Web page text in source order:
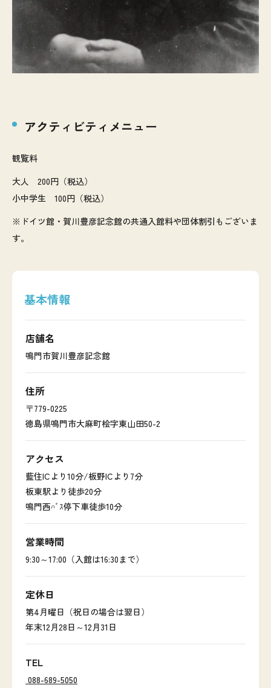
アクティビティメニュー
観覧料
大人 200円（税込）
小中学生 100円（税込）
※ドイツ館・賀川豊彦記念館の共通入館料や団体割引もございま
す。
基本情報
店舗名
鳴門市賀川豊彦記念館
住所
〒779-0225
徳島県鳴門市大麻町桧字東山田50-2
アクセス
藍住ICより10分/板野ICより7分
板東駅より徒歩20分
鳴門西ﾊﾞｽ停下車徒歩10分
営業時間
9:30～17:00（入館は16:30まで）
定休日
第4月曜日（祝日の場合は翌日）
年末12月28日～12月31日
TEL
088-689-5050